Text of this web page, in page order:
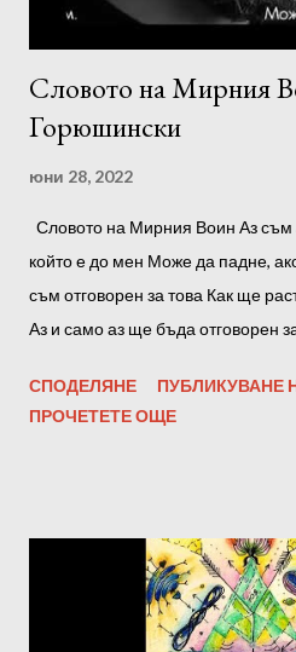
Словото на Мирния
Горюшински
юни 28, 2022
Словото на Мирния Воин Аз съм
който е до мен Може да падне,
съм отговорен за това Как ще
Аз и само аз ще бъда отговорен
ще се случи в следващия ден. Аз
поведението си в лицето на този,
съм армия от един човек. И
паднат, ако се откажа. И хванати
да падне Защото всички ние сме
СПОДЕЛЯНЕ
ПУБЛИКУВАНЕ
ПРОЧЕТЕТЕ ОЩЕ